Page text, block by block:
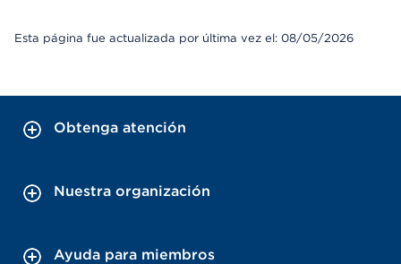
Esta página fue actualizada por última vez el: 08/05/2026
Obtenga atención
Nuestra organización
Ayuda para miembros